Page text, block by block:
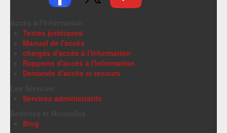
Textes juridiques
Manuel de l'accès
chargés d'accès à l'information
Rapports d'accès à l'information
Demande d'accès et recours
Services administratifs
Blog